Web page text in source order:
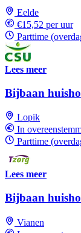
Eelde
€15,52 per uur
Parttime
Lees meer
Bijbaan
Lopik
In
Parttime
Lees meer
Bijbaan
Vianen